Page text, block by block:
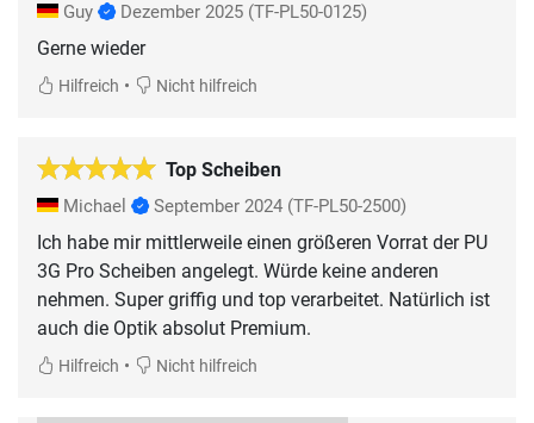
Guy Dezember 2025 (TF-PL50-0125)
Gerne wieder
Hilfreich • Nicht hilfreich
Top Scheiben
Michael September 2024 (TF-PL50-2500)
Ich habe mir mittlerweile einen größeren Vorrat der PU
3G Pro Scheiben angelegt. Würde keine anderen
nehmen. Super griffig und top verarbeitet. Natürlich ist
auch die Optik absolut Premium.
Hilfreich • Nicht hilfreich